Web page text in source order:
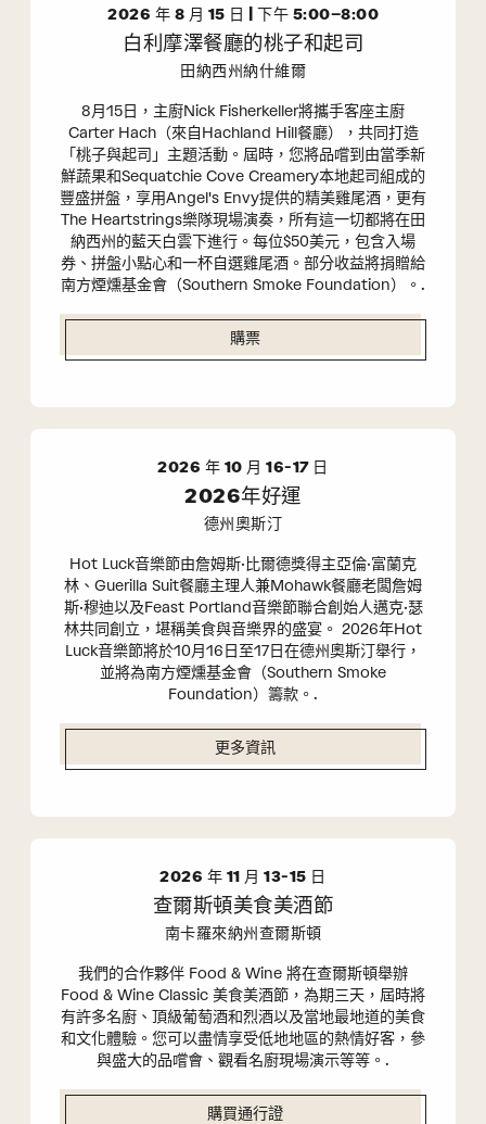
2026 年 8 月 15 日 | 下午 5:00–8:00
白利摩澤餐廳的桃子和起司
田納西州納什維爾
8月15日，主廚Nick Fisherkeller將攜手客座主廚
Carter Hach（來自Hachland Hill餐廳），共同打造
「桃子與起司」主題活動。屆時，您將品嚐到由當季新
鮮蔬果和Sequatchie Cove Creamery本地起司組成的
豐盛拼盤，享用Angel's Envy提供的精美雞尾酒，更有
The Heartstrings樂隊現場演奏，所有這一切都將在田
納西州的藍天白雲下進行。每位$50美元，包含入場
券、拼盤小點心和一杯自選雞尾酒。部分收益將捐贈給
南方煙燻基金會（Southern Smoke Foundation）。.
購票
2026 年 10 月 16-17 日
2026年好運
德州奧斯汀
Hot Luck音樂節由詹姆斯·比爾德獎得主亞倫·富蘭克
林、Guerilla Suit餐廳主理人兼Mohawk餐廳老闆詹姆
斯·穆迪以及Feast Portland音樂節聯合創始人邁克·瑟
林共同創立，堪稱美食與音樂界的盛宴。 2026年Hot
Luck音樂節將於10月16日至17日在德州奧斯汀舉行，
並將為南方煙燻基金會（Southern Smoke
Foundation）籌款。.
更多資訊
2026 年 11 月 13-15 日
查爾斯頓美食美酒節
南卡羅來納州查爾斯頓
我們的合作夥伴 Food & Wine 將在查爾斯頓舉辦
Food & Wine Classic 美食美酒節，為期三天，屆時將
有許多名廚、頂級葡萄酒和烈酒以及當地最地道的美食
和文化體驗。您可以盡情享受低地地區的熱情好客，參
與盛大的品嚐會、觀看名廚現場演示等等。.
購買通行證